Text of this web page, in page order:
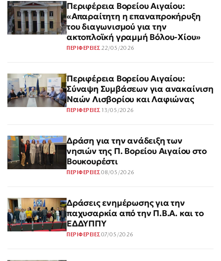
Περιφέρεια Βορείου Αιγαίου:
«Απαραίτητη η επαναπροκήρυξη
του διαγωνισμού για την
ακτοπλοϊκή γραμμή Βόλου-Χίου»
ΠΕΡΙΦΕΡΕΙΕΣ 22/05/2026
Περιφέρεια Βορείου Αιγαίου:
Σύναψη Συμβάσεων για ανακαίνιση
Ναών Λισβορίου και Λαφιώνας
ΠΕΡΙΦΕΡΕΙΕΣ 13/05/2026
Δράση για την ανάδειξη των
νησιών της Π. Βορείου Αιγαίου στο
Βουκουρέστι
ΠΕΡΙΦΕΡΕΙΕΣ08/05/2026
Δράσεις ενημέρωσης για την
παχυσαρκία από την Π.Β.Α. και το
ΕΔΔΥΠΠΥ
ΠΕΡΙΦΕΡΕΙΕΣ07/05/2026